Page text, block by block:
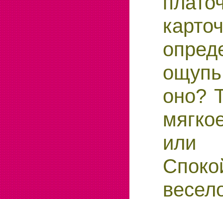
оно?
или